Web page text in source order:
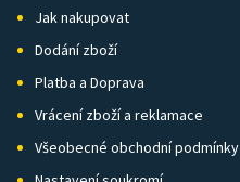
Jak nakupovat
Dodání zboží
Platba a Doprava
Vrácení zboží a reklamace
Všeobecné obchodní podmínky